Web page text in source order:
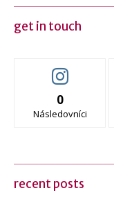
get in touch
0
Následovníci
recent posts